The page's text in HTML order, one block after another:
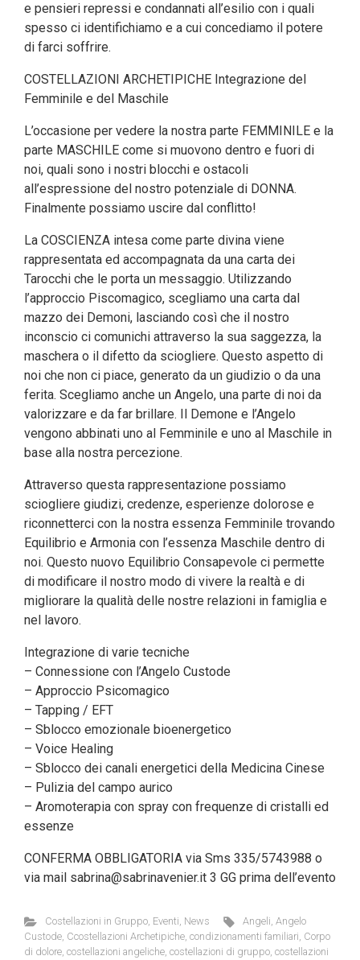
e pensieri repressi e condannati all’esilio con i quali
spesso ci identifichiamo e a cui concediamo il potere
di farci soffrire.
COSTELLAZIONI ARCHETIPICHE Integrazione del
Femminile e del Maschile
L’occasione per vedere la nostra parte FEMMINILE e la
parte MASCHILE come si muovono dentro e fuori di
noi, quali sono i nostri blocchi e ostacoli
all’espressione del nostro potenziale di DONNA.
Finalmente possiamo uscire dal conflitto!
La COSCIENZA intesa come parte divina viene
rappresentata ed accompagnata da una carta dei
Tarocchi che le porta un messaggio. Utilizzando
l’approccio Piscomagico, scegliamo una carta dal
mazzo dei Demoni, lasciando così che il nostro
inconscio ci comunichi attraverso la sua saggezza, la
maschera o il difetto da sciogliere. Questo aspetto di
noi che non ci piace, generato da un giudizio o da una
ferita. Scegliamo anche un Angelo, una parte di noi da
valorizzare e da far brillare. Il Demone e l’Angelo
vengono abbinati uno al Femminile e uno al Maschile in
base alla nostra percezione.
Attraverso questa rappresentazione possiamo
sciogliere giudizi, credenze, esperienze dolorose e
riconnetterci con la nostra essenza Femminile trovando
Equilibrio e Armonia con l’essenza Maschile dentro di
noi. Questo nuovo Equilibrio Consapevole ci permette
di modificare il nostro modo di vivere la realtà e di
migliorare la qualità delle nostre relazioni in famiglia e
nel lavoro.
Integrazione di varie tecniche
– Connessione con l’Angelo Custode
– Approccio Psicomagico
– Tapping / EFT
– Sblocco emozionale bioenergetico
– Voice Healing
– Sblocco dei canali energetici della Medicina Cinese
– Pulizia del campo aurico
– Aromoterapia con spray con frequenze di cristalli ed
essenze
CONFERMA OBBLIGATORIA via Sms 335/5743988 o
via mail sabrina@sabrinavenier.it 3 GG prima dell’evento
Costellazioni in Gruppo, Eventi, News Angeli,Angelo
Custode, Ccostellazioni Archetipiche, condizionamenti familiari, Corpo
di dolore, costellazioni angeliche, costellazioni di gruppo, costellazioni